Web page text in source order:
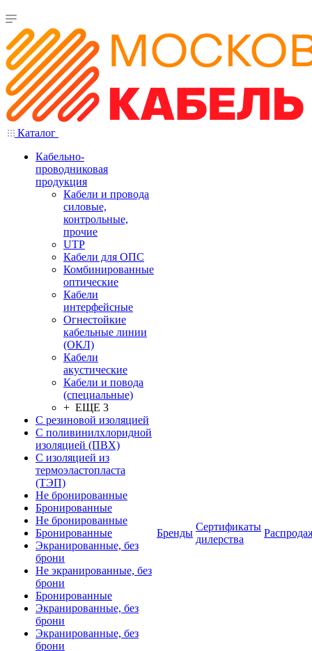
Каталог
Кабельно-
проводниковая
продукция
Кабели и провода
силовые,
контрольные,
прочие
UTP
Кабели для ОПС
Комбинированные
оптические
Кабели
интерфейсные
Огнестойкие
кабельные линии
(ОКЛ)
Кабели
акустические
Кабели и повода
(специальные)
+ ЕЩЕ 3
С резиновой изоляцией
С поливинилхлоридной
изоляцией (ПВХ)
С изоляцией из
термоэластопласта
(ТЭП)
Не бронированные
Бронированные
Не бронированные
Бронированные
Экранированные, без
брони
Не экранированные, без
брони
Бронированные
Экранированные, без
брони
Экранированные, без
брони
Бренды
Сертификаты
дилерства